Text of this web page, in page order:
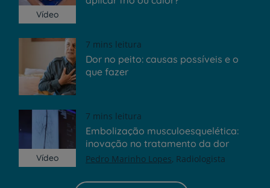
Vídeo
7 mins leitura
Dor no peito: causas possíveis e o
que fazer
Vídeo
7 mins leitura
Embolização musculoesquelética:
inovação no tratamento da dor
Pedro Marinho Lopes Radiologista